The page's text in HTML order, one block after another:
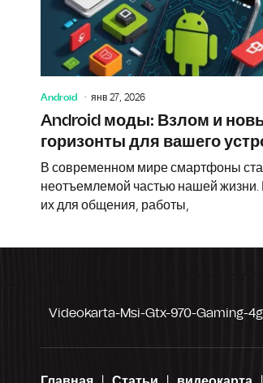
Android янв 27, 2026
Android моды: Взлом и
горизонты для вашего
В современном мире смартфоны
неотъемлемой частью нашей
их для общения, работы,
Videokarta-Msi-Gtx-970-Gaming-